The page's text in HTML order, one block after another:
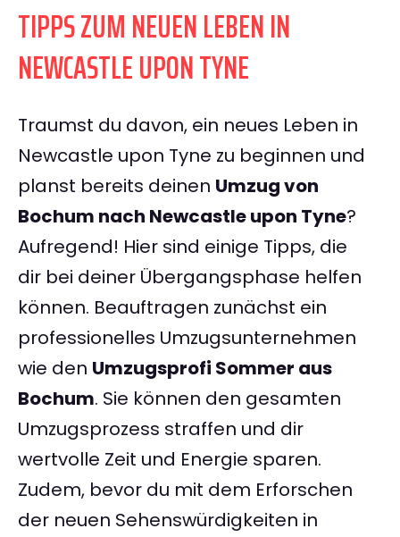
TIPPS ZUM NEUEN LEBEN IN
NEWCASTLE UPON TYNE
Traumst du davon, ein neues Leben in
Newcastle upon Tyne zu beginnen und
planst bereits deinen Umzug von
Bochum nach Newcastle upon Tyne?
Aufregend! Hier sind einige Tipps, die
dir bei deiner Übergangsphase helfen
können. Beauftragen zunächst ein
professionelles Umzugsunternehmen
wie den Umzugsprofi Sommer aus
Bochum. Sie können den gesamten
Umzugsprozess straffen und dir
wertvolle Zeit und Energie sparen.
Zudem, bevor du mit dem Erforschen
der neuen Sehenswürdigkeiten in